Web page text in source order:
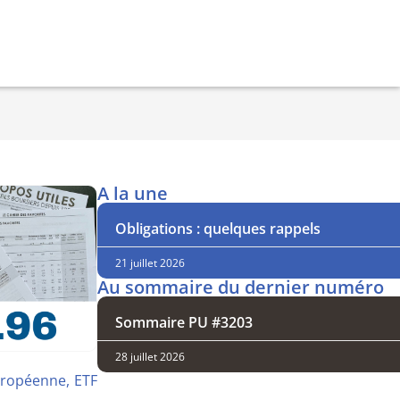
ETF
A la une
Obligations : quelques rappels
21 juillet 2026
Au sommaire du dernier numéro
Sommaire PU #3203
28 juillet 2026